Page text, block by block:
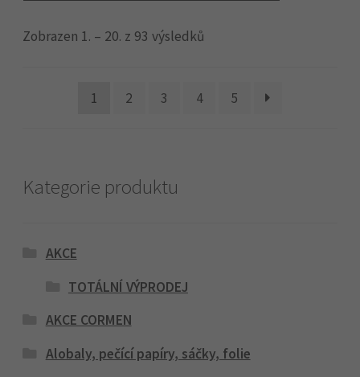
Zobrazen 1. – 20. z 93 výsledků
1 2 3 4 5
Kategorie produktu
AKCE
TOTÁLNÍ VÝPRODEJ
AKCE CORMEN
Alobaly, pečící papíry, sáčky, folie